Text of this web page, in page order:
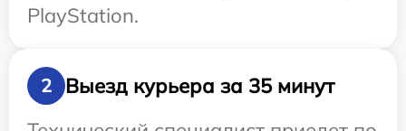
PlayStation.
2
Выезд курьера за 35 минут